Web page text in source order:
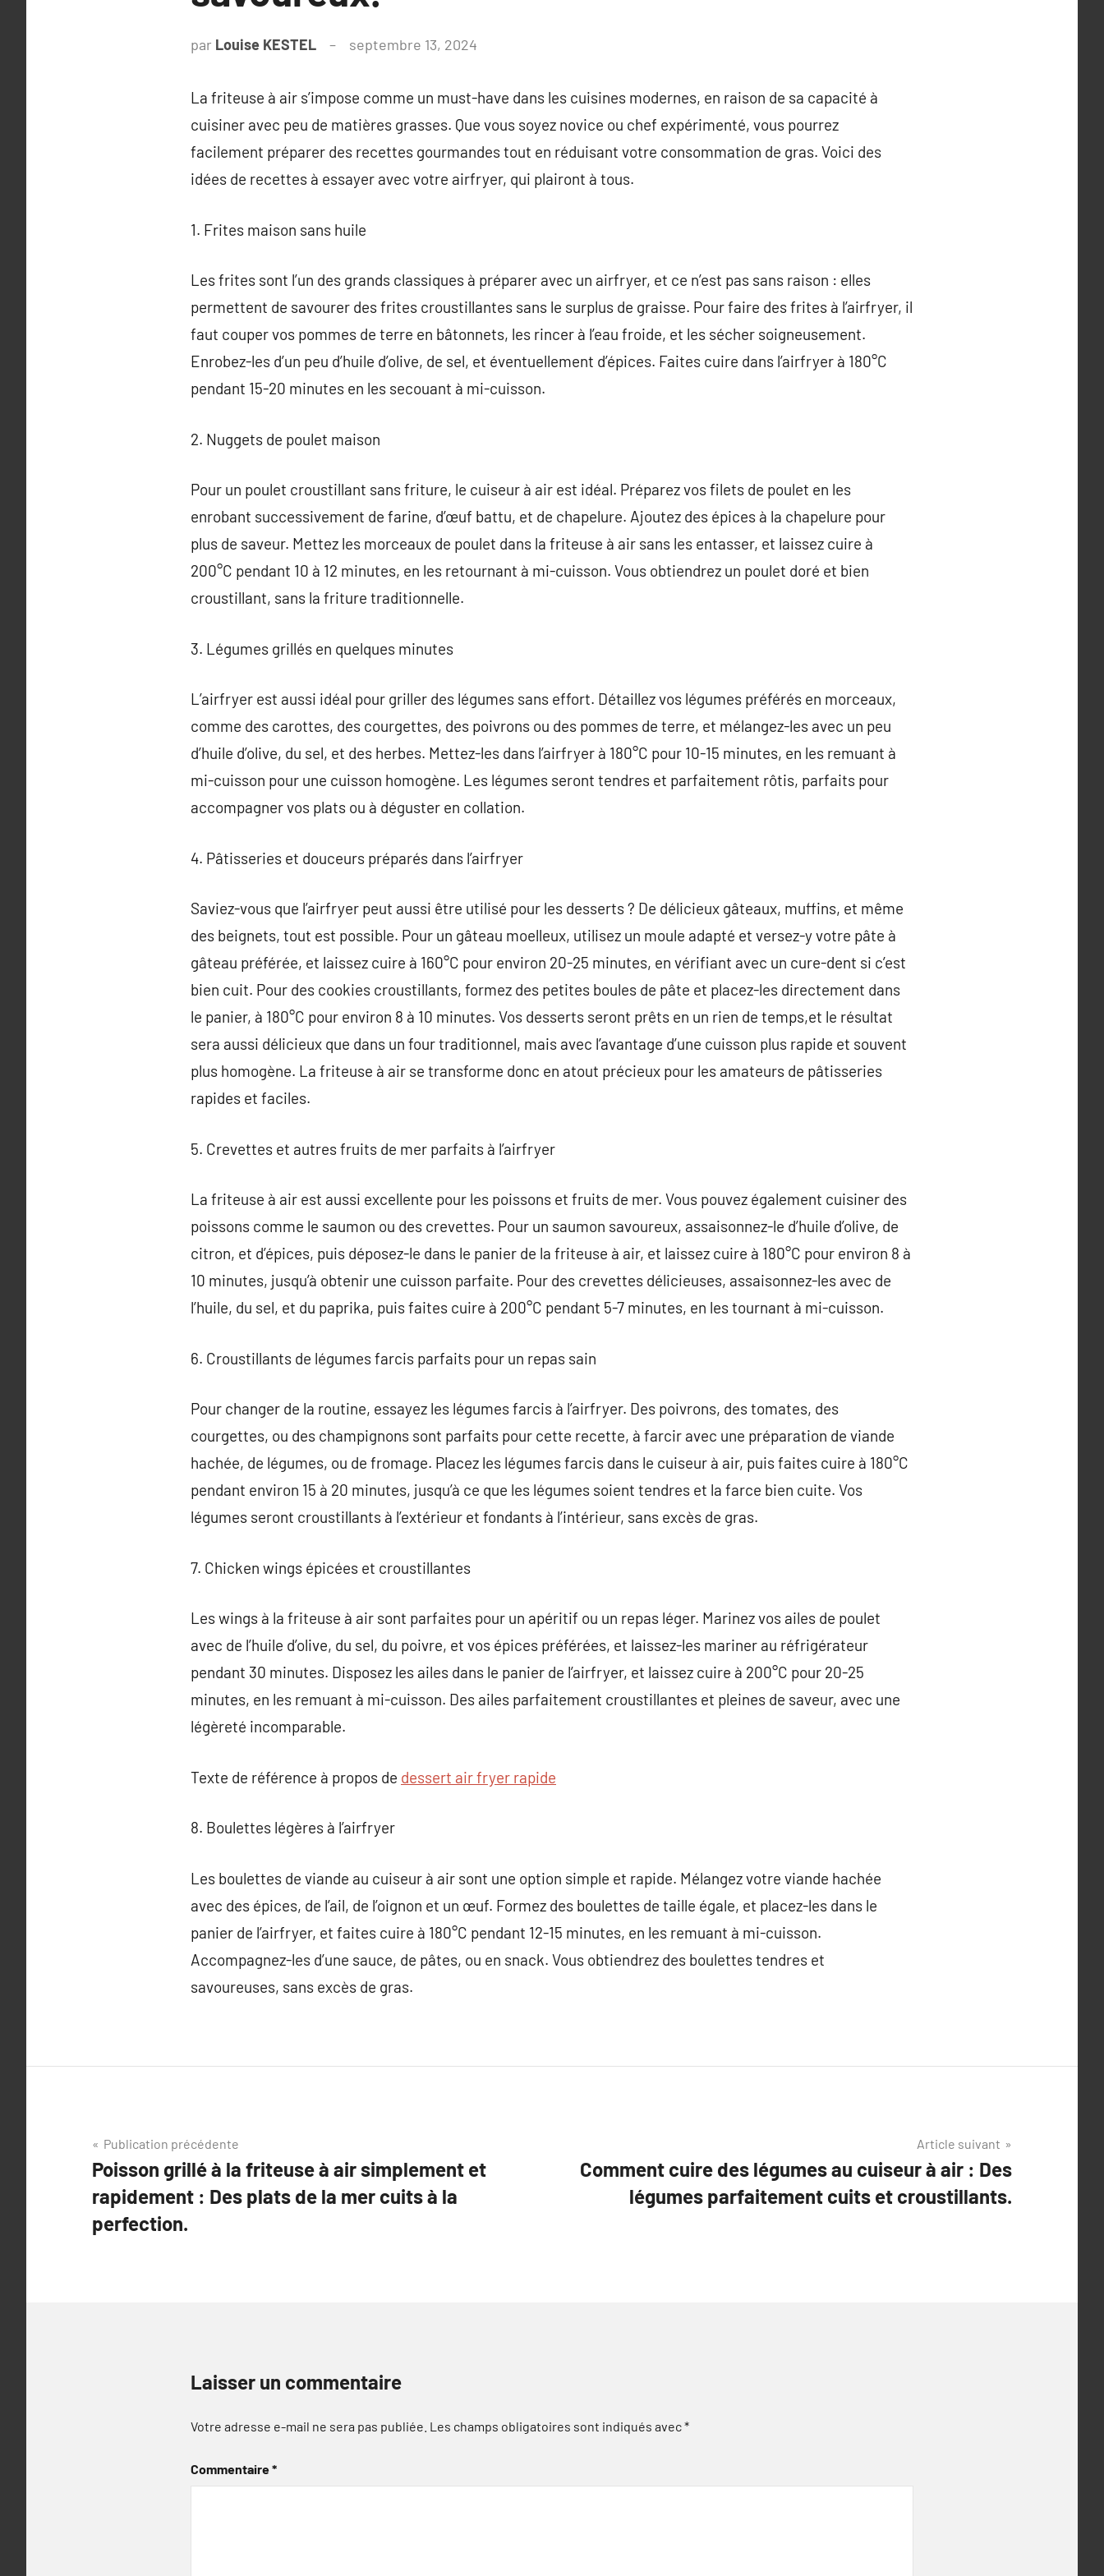
par Louise KESTEL septembre 13, 2024
La friteuse à air s’impose comme un must-have dans les cuisines modernes, en raison de sa capacité à
cuisiner avec peu de matières grasses. Que vous soyez novice ou chef expérimenté, vous pourrez
facilement préparer des recettes gourmandes tout en réduisant votre consommation de gras. Voici des
idées de recettes à essayer avec votre airfryer, qui plairont à tous.
1. Frites maison sans huile
Les frites sont l’un des grands classiques à préparer avec un airfryer, et ce n’est pas sans raison : elles
permettent de savourer des frites croustillantes sans le surplus de graisse. Pour faire des frites à l’airfryer, il
faut couper vos pommes de terre en bâtonnets, les rincer à l’eau froide, et les sécher soigneusement.
Enrobez-les d’un peu d’huile d’olive, de sel, et éventuellement d’épices. Faites cuire dans l’airfryer à 180°C
pendant 15-20 minutes en les secouant à mi-cuisson.
2. Nuggets de poulet maison
Pour un poulet croustillant sans friture, le cuiseur à air est idéal. Préparez vos filets de poulet en les
enrobant successivement de farine, d’œuf battu, et de chapelure. Ajoutez des épices à la chapelure pour
plus de saveur. Mettez les morceaux de poulet dans la friteuse à air sans les entasser, et laissez cuire à
200°C pendant 10 à 12 minutes, en les retournant à mi-cuisson. Vous obtiendrez un poulet doré et bien
croustillant, sans la friture traditionnelle.
3. Légumes grillés en quelques minutes
L’airfryer est aussi idéal pour griller des légumes sans effort. Détaillez vos légumes préférés en morceaux,
comme des carottes, des courgettes, des poivrons ou des pommes de terre, et mélangez-les avec un peu
d’huile d’olive, du sel, et des herbes. Mettez-les dans l’airfryer à 180°C pour 10-15 minutes, en les remuant à
mi-cuisson pour une cuisson homogène. Les légumes seront tendres et parfaitement rôtis, parfaits pour
accompagner vos plats ou à déguster en collation.
4. Pâtisseries et douceurs préparés dans l’airfryer
Saviez-vous que l’airfryer peut aussi être utilisé pour les desserts ? De délicieux gâteaux, muffins, et même
des beignets, tout est possible. Pour un gâteau moelleux, utilisez un moule adapté et versez-y votre pâte à
gâteau préférée, et laissez cuire à 160°C pour environ 20-25 minutes, en vérifiant avec un cure-dent si c’est
bien cuit. Pour des cookies croustillants, formez des petites boules de pâte et placez-les directement dans
le panier, à 180°C pour environ 8 à 10 minutes. Vos desserts seront prêts en un rien de temps,et le résultat
sera aussi délicieux que dans un four traditionnel, mais avec l’avantage d’une cuisson plus rapide et souvent
plus homogène. La friteuse à air se transforme donc en atout précieux pour les amateurs de pâtisseries
rapides et faciles.
5. Crevettes et autres fruits de mer parfaits à l’airfryer
La friteuse à air est aussi excellente pour les poissons et fruits de mer. Vous pouvez également cuisiner des
poissons comme le saumon ou des crevettes. Pour un saumon savoureux, assaisonnez-le d’huile d’olive, de
citron, et d’épices, puis déposez-le dans le panier de la friteuse à air, et laissez cuire à 180°C pour environ 8 à
10 minutes, jusqu’à obtenir une cuisson parfaite. Pour des crevettes délicieuses, assaisonnez-les avec de
l’huile, du sel, et du paprika, puis faites cuire à 200°C pendant 5-7 minutes, en les tournant à mi-cuisson.
6. Croustillants de légumes farcis parfaits pour un repas sain
Pour changer de la routine, essayez les légumes farcis à l’airfryer. Des poivrons, des tomates, des
courgettes, ou des champignons sont parfaits pour cette recette, à farcir avec une préparation de viande
hachée, de légumes, ou de fromage. Placez les légumes farcis dans le cuiseur à air, puis faites cuire à 180°C
pendant environ 15 à 20 minutes, jusqu’à ce que les légumes soient tendres et la farce bien cuite. Vos
légumes seront croustillants à l’extérieur et fondants à l’intérieur, sans excès de gras.
7. Chicken wings épicées et croustillantes
Les wings à la friteuse à air sont parfaites pour un apéritif ou un repas léger. Marinez vos ailes de poulet
avec de l’huile d’olive, du sel, du poivre, et vos épices préférées, et laissez-les mariner au réfrigérateur
pendant 30 minutes. Disposez les ailes dans le panier de l’airfryer, et laissez cuire à 200°C pour 20-25
minutes, en les remuant à mi-cuisson. Des ailes parfaitement croustillantes et pleines de saveur, avec une
légèreté incomparable.
Texte de référence à propos de dessert air fryer rapide
8. Boulettes légères à l’airfryer
Les boulettes de viande au cuiseur à air sont une option simple et rapide. Mélangez votre viande hachée
avec des épices, de l’ail, de l’oignon et un œuf. Formez des boulettes de taille égale, et placez-les dans le
panier de l’airfryer, et faites cuire à 180°C pendant 12-15 minutes, en les remuant à mi-cuisson.
Accompagnez-les d’une sauce, de pâtes, ou en snack. Vous obtiendrez des boulettes tendres et
savoureuses, sans excès de gras.
Navigation
de
l’article
Publication précédente
Poisson grillé à la friteuse à air simplement et
rapidement : Des plats de la mer cuits à la
perfection.
Article suivant
Comment cuire des légumes au cuiseur à air : Des
légumes parfaitement cuits et croustillants.
Laisser un commentaire
Votre adresse e-mail ne sera pas publiée. Les champs obligatoires sont indiqués avec*
Commentaire*